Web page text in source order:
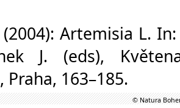
Artemisia L.
J. (eds),
Praha, 163–185.
© Natura